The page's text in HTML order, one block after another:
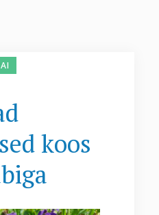
koos